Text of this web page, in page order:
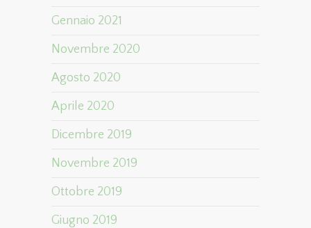
Gennaio 2021
Novembre 2020
Agosto 2020
Aprile 2020
Dicembre 2019
Novembre 2019
Ottobre 2019
Giugno 2019